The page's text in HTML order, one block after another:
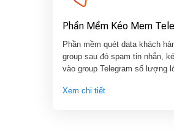
Phần Mềm Kéo Mem
Phần mềm quét data khách
group sau đó spam tin nhắn,
vào group Telegram số lượng
Xem chi tiết